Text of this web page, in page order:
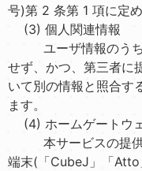
号)第 2 条第 1 項に定
(3) 個人関連情報
ユーザ情報のうち
せず、かつ、第三者に
いて別の情報と照合す
ます。
(4) ホームゲートウ
本サービスの提供
端末(「CubeJ」「Atto